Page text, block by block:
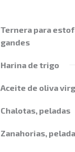
Ternera para
gandes
Harina de trigo
Aceite de oliva
Chalotas, peladas
Zanahorias,